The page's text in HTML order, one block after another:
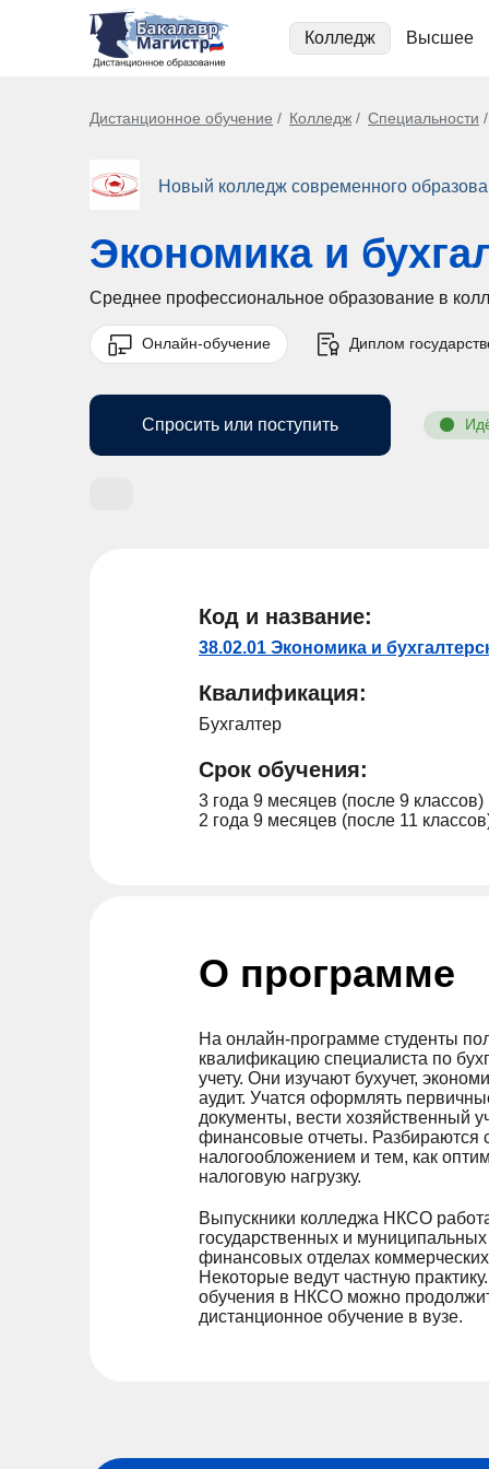
Колледж Высшее
Дистанционное обучение Колледж Специальности
Новый колледж современного
Экономика и
Среднее профессиональное образование в
Онлайн-обучение Диплом
Спросить или поступить
Код и название:
38.02.01 Экономика и
Квалификация:
Бухгалтер
Срок обучения:
3 года 9 месяцев (после 9 классов)
2 года 9 месяцев (после 11
О программе
На онлайн-программе студенты
квалификацию специалиста по
учету. Они изучают бухучет,
аудит. Учатся оформлять
документы, вести хозяйственный
финансовые отчеты. Разбираются
налогообложением и тем, как
налоговую нагрузку.
Выпускники колледжа НКСО
государственных и муниципальных
финансовых отделах
Некоторые ведут частную
обучения в НКСО можно
дистанционное обучение в вузе.